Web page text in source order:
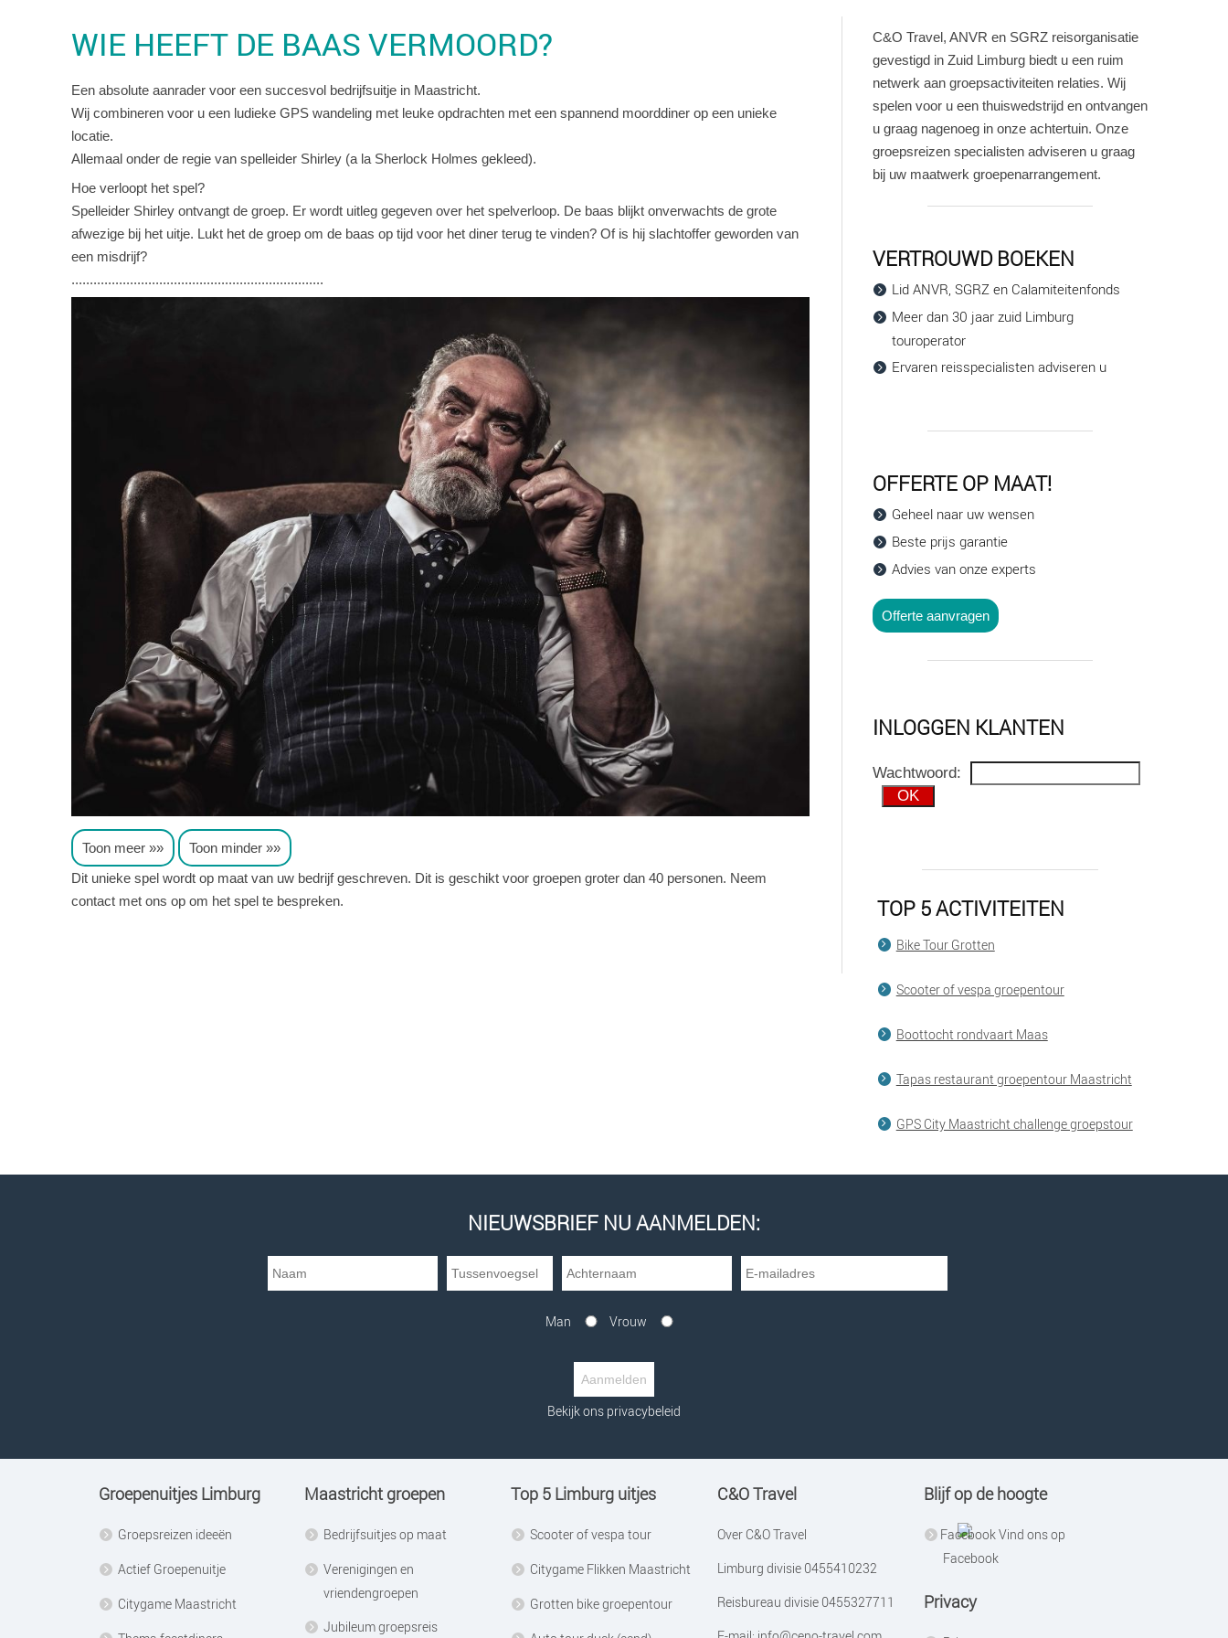
WIE HEEFT DE BAAS VERMOORD?
Een absolute aanrader voor een succesvol bedrijfsuitje in Maastricht.
Wij combineren voor u een ludieke GPS wandeling met leuke opdrachten met een spannend moorddiner op een unieke
locatie.
Allemaal onder de regie van spelleider Shirley (a la Sherlock Holmes gekleed).
Hoe verloopt het spel?
Spelleider Shirley ontvangt de groep. Er wordt uitleg gegeven over het spelverloop. De baas blijkt onverwachts de grote
afwezige bij het uitje. Lukt het de groep om de baas op tijd voor het diner terug te vinden? Of is hij slachtoffer geworden van
een misdrijf?
.....................................................................
Toon meer
Toon minder
Dit unieke spel wordt op maat van uw bedrijf geschreven. Dit is geschikt voor groepen groter dan 40 personen. Neem
contact met ons op om het spel te bespreken.
C&O Travel, ANVR en SGRZ reisorganisatie
gevestigd in Zuid Limburg biedt u een ruim
netwerk aan groepsactiviteiten relaties. Wij
spelen voor u een thuiswedstrijd en ontvangen
u graag nagenoeg in onze achtertuin. Onze
groepsreizen specialisten adviseren u graag
bij uw maatwerk groepenarrangement.
VERTROUWD BOEKEN
Lid ANVR, SGRZ en Calamiteitenfonds
Meer dan 30 jaar zuid Limburg
touroperator
Ervaren reisspecialisten adviseren u
OFFERTE OP MAAT!
Geheel naar uw wensen
Beste prijs garantie
Advies van onze experts
Offerte aanvragen
INLOGGEN KLANTEN
Wachtwoord:
TOP 5 ACTIVITEITEN
Bike Tour Grotten
Scooter of vespa groepentour
Boottocht rondvaart Maas
Tapas restaurant groepentour Maastricht
GPS City Maastricht challenge groepstour
NIEUWSBRIEF NU AANMELDEN:
Man Vrouw
Bekijk ons privacybeleid
Groepenuitjes Limburg
Groepsreizen ideeën
Actief Groepenuitje
Citygame Maastricht
Maastricht groepen
Bedrijfsuitjes op maat
Verenigingen en
vriendengroepen
Jubileum groepsreis
Top 5 Limburg uitjes
Scooter of vespa tour
Citygame Flikken Maastricht
Grotten bike groepentour
C&O Travel
Over C&O Travel
Limburg divisie0455410232
Reisbureau divisie0455327711
Blijf op de hoogte
Vind ons op
Facebook
Privacy